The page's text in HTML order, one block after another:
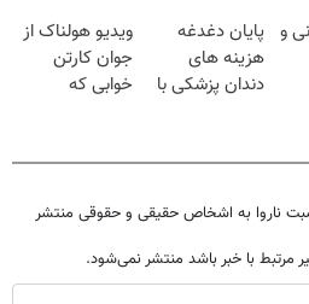
میلیون !
درمانش کرد؟؟؟؟
و پایان دغدغه
هزینه های
دندان پزشکی با
ویدیو هولناک از
جوان کارتن
خوابی که
ناروا به اشخاص حقیقی و حقوقی منتشر
مرتبط با خبر باشد منتشر نمی‌شود.